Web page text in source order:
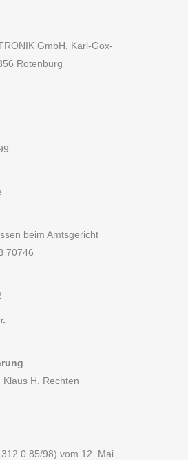
GmbH, Karl-Göx-
Rotenburg
beim Amtsgericht
70746
Klaus H. Rechten
0 85/98) vom 12. Mai